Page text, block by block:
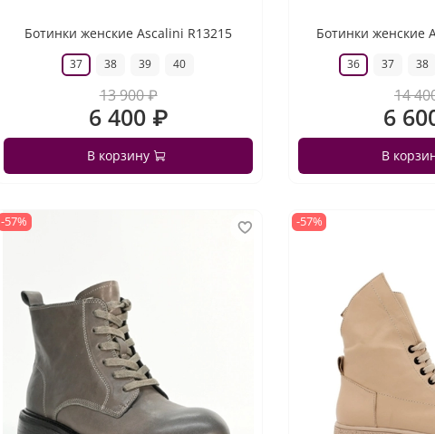
Ботинки женские Ascalini R13215
37 38 39 40
13 900 ₽
6 400 ₽
В корзину
Ботинки женские
36 37 38
14
6
В
-57% -57%